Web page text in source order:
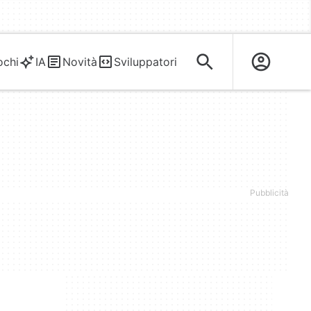
IA Novità Sviluppatori